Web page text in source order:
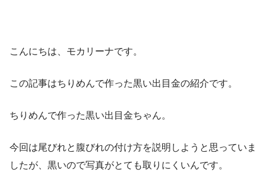
こんにちは、モカリーナです。
この記事はちりめんで作った黒い出目金の紹介です。
ちりめんで作った黒い出目金ちゃん。
今回は尾びれと腹びれの付け方を説明しようと思っていま
したが、黒いので写真がとても取りにくいんです。